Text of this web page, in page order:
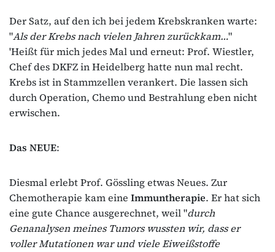
Der Satz, auf den ich bei jedem Krebskranken warte:
"Als der Krebs nach vielen Jahren zurückkam…"
'Heißt für mich jedes Mal und erneut: Prof. Wiestler,
Chef des DKFZ in Heidelberg hatte nun mal recht.
Krebs ist in Stammzellen verankert. Die lassen sich
durch Operation, Chemo und Bestrahlung eben nicht
erwischen.
Das NEUE:
Diesmal erlebt Prof. Gössling etwas Neues. Zur
Chemotherapie kam eine Immuntherapie. Er hat sich
eine gute Chance ausgerechnet, weil "durch
Genanalysen meines Tumors wussten wir, dass er
voller Mutationen war und viele Eiweißstoffe